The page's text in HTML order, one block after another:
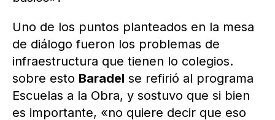
Uno de los puntos planteados en la mesa
de diálogo fueron los problemas de
infraestructura que tienen lo colegios.
sobre esto Baradel se refirió al programa
Escuelas a la Obra, y sostuvo que si bien
es importante, «no quiere decir que eso